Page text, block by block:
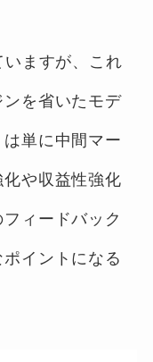
ますが、これ
を省いたモデ
単に中間マー
や収益性強化
ィードバック
イントになる